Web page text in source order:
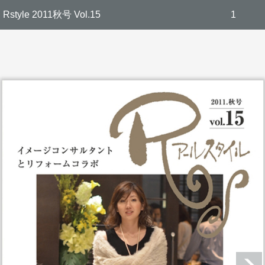
Rstyle 2011秋号 Vol.15 1